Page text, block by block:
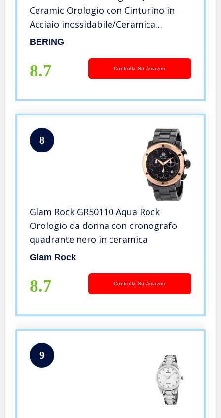
Ceramic Orologio con Cinturino in
Acciaio inossidabile/Ceramica
Cinturino e Vetro zaffiro 11429-754
BERING
8.7 Controlla Su Amazon
8
Glam Rock GR50110 Aqua Rock
Orologio da donna con cronografo
quadrante nero in ceramica
Glam Rock
8.7 Controlla Su Amazon
9